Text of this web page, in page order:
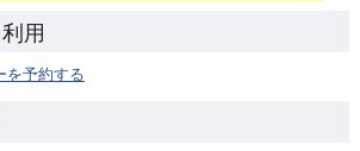
用
を予約する